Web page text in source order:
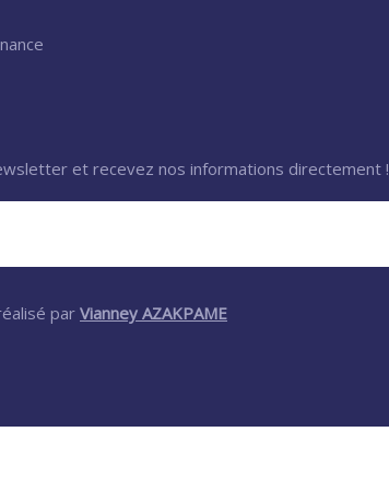
et recevez nos informations directement !
par Vianney AZAKPAME